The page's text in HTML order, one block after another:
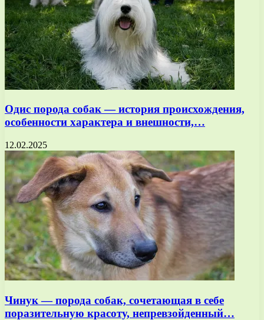
Одис порода собак — история происхождения,
особенности характера и внешности,…
12.02.2025
Чинук — порода собак, сочетающая в себе
поразительную красоту, непревзойденный…